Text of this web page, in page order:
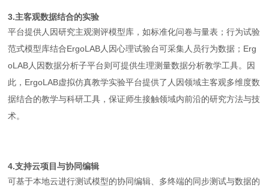
3.主客观数据结合的实验
平台提供人因研究主观测评模型库，如标准化问卷与量表；行为试验
范式模型库结合ErgoLAB人因心理试验台可采集人员行为数据；Erg
oLAB人因数据分析子平台则可提供生理测量数据分析教学工具。因
此，ErgoLAB虚拟仿真教学实验平台提供了人因领域主客观多维度数
据结合的教学与科研工具，保证师生接触领域内前沿的研究方法与技
术。
4.支持云项目与协同编辑
可基于本地云进行测试模型的协同编辑、多终端的同步测试与数据的